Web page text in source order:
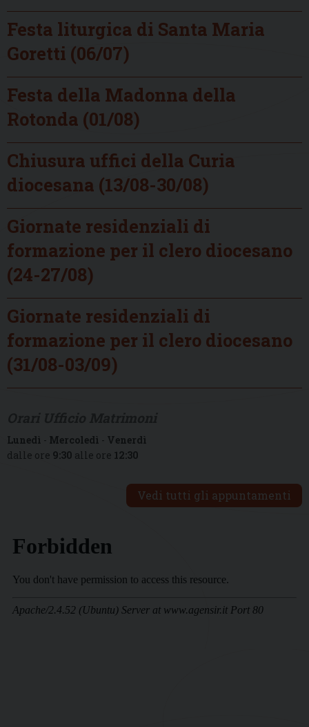
Festa liturgica di Santa Maria
Goretti (06/07)
Festa della Madonna della
Rotonda (01/08)
Chiusura uffici della Curia
diocesana (13/08-30/08)
Giornate residenziali di
formazione per il clero diocesano
(24-27/08)
Giornate residenziali di
formazione per il clero diocesano
(31/08-03/09)
Lunedì - Mercoledì - Venerdì
dalle ore 9:30 alle ore 12:30
Vedi tutti gli appuntamenti